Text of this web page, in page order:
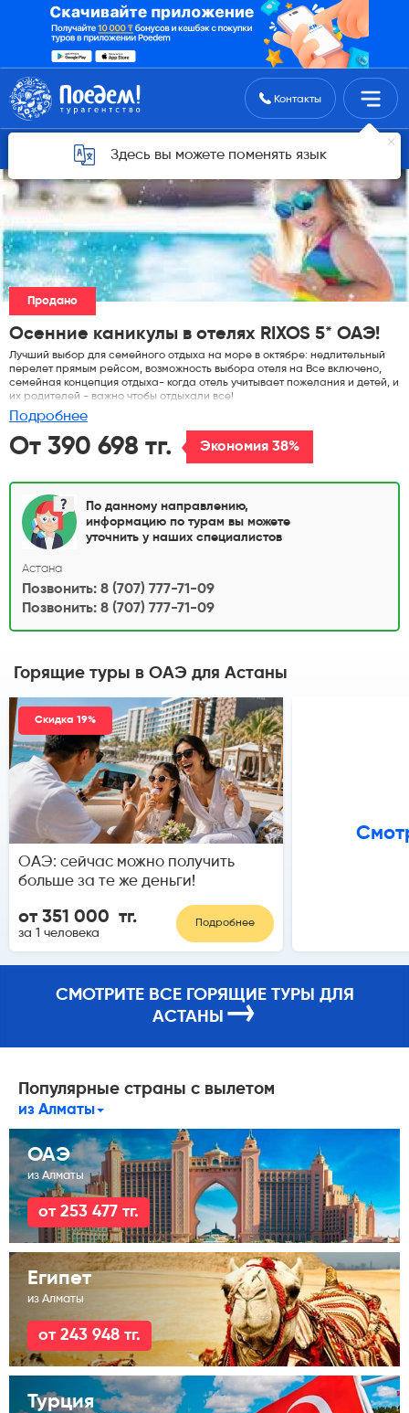
Поиск туровКонтакты
Здесь вы можете поменять язык
Горящие туры для Астаны
Продано
Осенние каникулы в отелях RIXOS 5* ОАЭ!
Лучший выбор для семейного отдыха на море в октябре: недлительный
перелет прямым рейсом, возможность выбора отеля на Все включено,
семейная концепция отдыха- когда отель учитывает пожелания и детей, и
их родителей - важно чтобы отдыхали все!
Подробнее
От 390 698 тг. Экономия 38%
По данному направлению,
информацию по турам вы можете
уточнить у наших специалистов
Астана
Позвонить: 8 (707) 777-71-09
Позвонить: 8 (707) 777-71-09
Горящие туры в ОАЭ для Астаны
Скидка 19%
ОАЭ: сейчас можно получить
больше за те же деньги!
от 351 000 тг.
за 1 человека
Подробнее
СМОТРИТЕ ВСЕ ГОРЯЩИЕ ТУРЫ ДЛЯ
АСТАНЫ →
Популярные страны с вылетом
из Алматы
ОАЭ
из Алматы
от 253 477 тг.
Египет
из Алматы
от 243 948 тг.
Турция